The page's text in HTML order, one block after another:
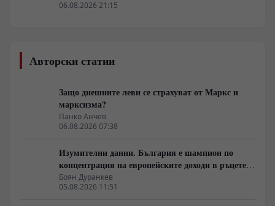
06.08.2026 21:15
Авторски статии
Защо днешните леви се страхуват от Маркс и
марксизма?
Панко Анчев
06.08.2026 07:38
Изумителни данни. България е шампион по
концентрация на европейските доходи в ръцете
на най-богатия 1%, надминава и САЩ
Боян Дуранкев
05.08.2026 11:51